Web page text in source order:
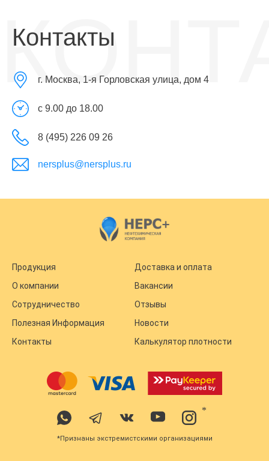
Контакты
г. Москва, 1-я Горловская улица, дом 4
с 9.00 до 18.00
8 (495) 226 09 26
nersplus@nersplus.ru
Продукция
Доставка и оплата
О компании
Вакансии
Сотрудничество
Отзывы
Полезная Информация
Новости
Контакты
Калькулятор плотности
*
*Признаны экстремистскими организациями